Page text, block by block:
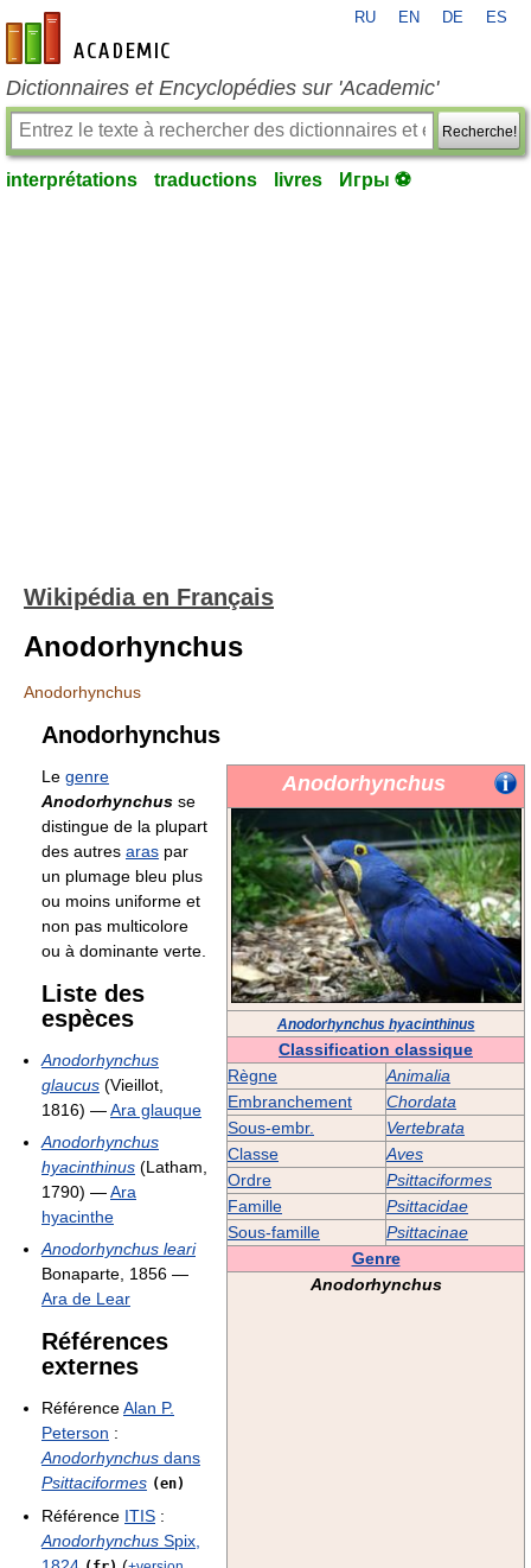
fr-academic.com
RU EN DE ES
Dictionnaires et Encyclopédies sur 'Academic'
Recherche!
interprétations traductions livres Игры ⚽
Wikipédia en Français
Anodorhynchus
Anodorhynchus
Anodorhynchus
Anodorhynchus
Anodorhynchus hyacinthinus
Classification classique
Règne
Animalia
Embranchement
Chordata
Sous-embr.
Vertebrata
Classe
Aves
Ordre
Psittaciformes
Famille
Psittacidae
Sous-famille
Psittacinae
Genre
Anodorhynchus
Le genre
Anodorhynchus se
distingue de la plupart
des autres aras par
un plumage bleu plus
ou moins uniforme et
non pas multicolore
ou à dominante verte.
Liste des
espèces
Anodorhynchus
glaucus (Vieillot,
1816) —Ara glauque
Anodorhynchus
hyacinthinus (Latham,
1790) —Ara
hyacinthe
Anodorhynchus leari
Bonaparte, 1856 —
Ara de Lear
Références
externes
RéférenceAlan P.
Peterson :
Anodorhynchus dans
Psittaciformes (en)
Référence ITIS :
Anodorhynchus Spix,